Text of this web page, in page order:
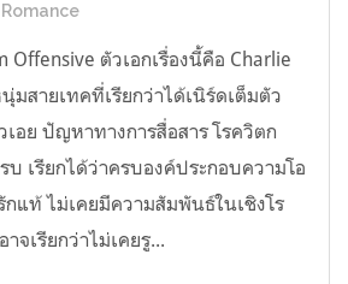
Offensive ตัวเอกเรื่องนี้คือ Charlie
มสายเทคที่เรียกว่าได้เนิร์ดเต็มตัว
อย ปัญหาทางการสื่อสาร โรควิตก
บ เรียกได้ว่าครบองค์ประกอบความโอ
กแท้ ไม่เคยมีความสัมพันธ์ในเชิงโร
จเรียกว่าไม่เคยรู...